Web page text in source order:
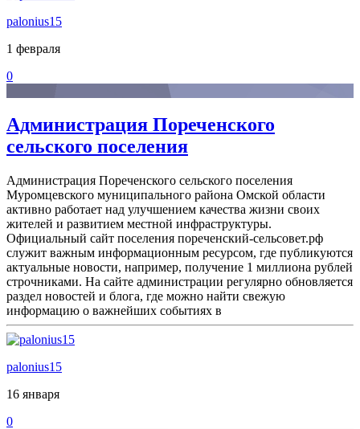
palonius15
1 февраля
0
Администрация Пореченского
сельского поселения
Администрация Пореченского сельского поселения
Муромцевского муниципального района Омской области
активно работает над улучшением качества жизни своих
жителей и развитием местной инфраструктуры.
Официальный сайт поселения пореченский-сельсовет.рф
служит важным информационным ресурсом, где публикуются
актуальные новости, например, получение 1 миллиона рублей
строчниками. На сайте администрации регулярно обновляется
раздел новостей и блога, где можно найти свежую
информацию о важнейших событиях в
palonius15
16 января
0